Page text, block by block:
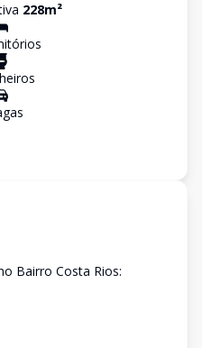
228m²
s
s
s
Bairro Costa Rios: